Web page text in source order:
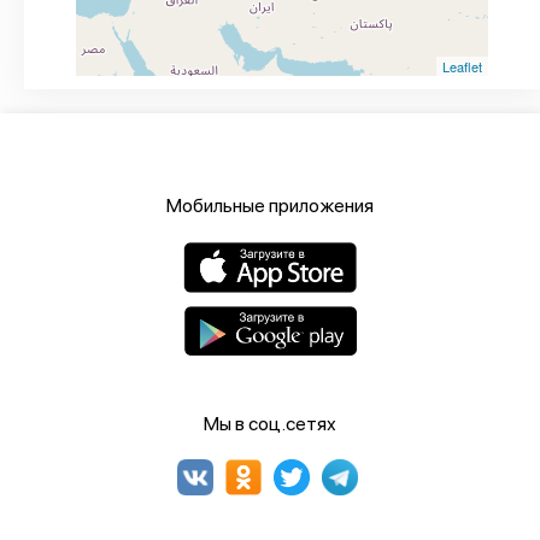
Leaflet
Мобильные приложения
Мы в соц.сетях